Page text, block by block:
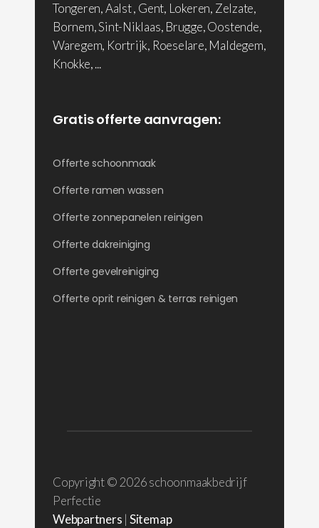
Tongeren, Aalst , Gent, Lokeren, Zelzate,
Bornem, Sint-Niklaas, Brugge, Oostende,
Waregem, Kortrijk, Roeselare, Maldegem,
Knokke, ...
Gratis offerte aanvragen:
Offerte schoonmaak
Offerte ramen wassen
Offerte zonnepanelen reinigen
Offerte dakreiniging
Offerte gevelreiniging
Offerte oprit reinigen & terras reinigen
Copyright © 2026 schoonmaakbedrijf
Perfectie
Webpartners | Sitemap